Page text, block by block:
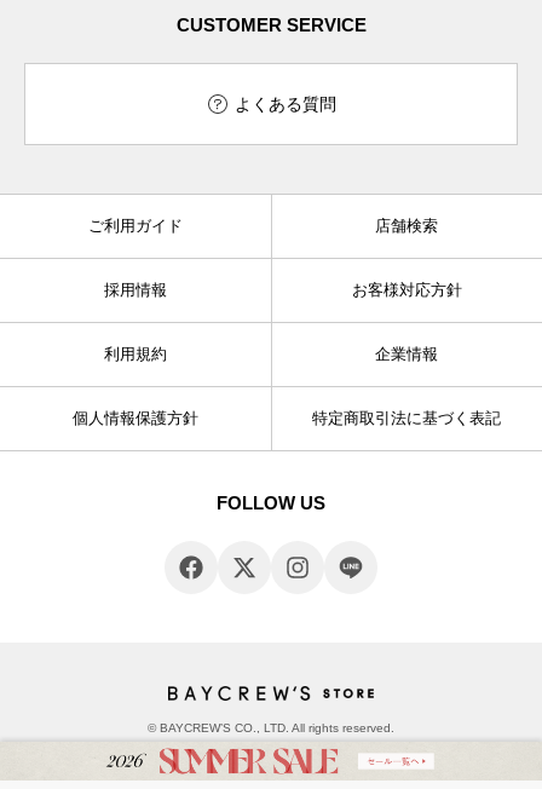
CUSTOMER SERVICE
よくある質問
ご利用ガイド 店舗検索
採用情報 お客様対応方針
利用規約 企業情報
個人情報保護方針 特定商取引法に基づく表記
FOLLOW US
© BAYCREW’S CO., LTD. All rights reserved.